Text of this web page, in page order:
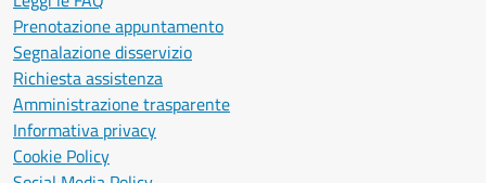
Prenotazione appuntamento
Segnalazione disservizio
Richiesta assistenza
Amministrazione trasparente
Informativa privacy
Cookie Policy